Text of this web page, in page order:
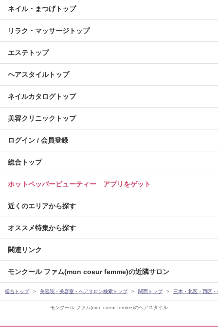
モンクール ファム(mon coeur femme)のヘアスタイル
ネイル・まつげトップ
リラク・マッサージトップ
エステトップ
ヘアスタイルトップ
ネイルカタログトップ
美容クリニックトップ
ログイン / 会員登録
総合トップ
ホットペッパービューティー アプリをゲット
近くのエリアから探す
オススメ特集から探す
関連リンク
モンクール ファム(mon coeur femme)の近隣サロン
総合トップ 美容院・美容室・ヘアサロン検索トップ 関西トップ 三木・北区・西区